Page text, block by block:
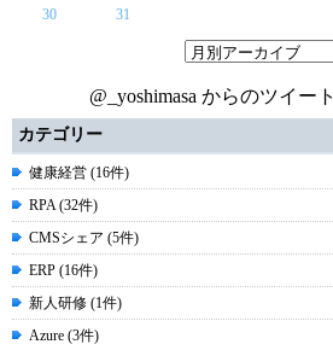
30
31
@_yoshimasa からのツイート
カテゴリー
健康経営 (16件)
RPA (32件)
CMSシェア (5件)
ERP (16件)
新人研修 (1件)
Azure (3件)